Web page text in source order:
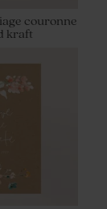
couronne
kraft